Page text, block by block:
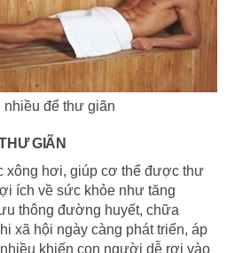
nhiều để thư giãn
GIÃN
xông hơi, giúp cơ thể được thư
ích về sức khỏe như tăng
thông đường huyết, chữa
xã hội ngày càng phát triển, áp
khiến con người dễ rơi vào